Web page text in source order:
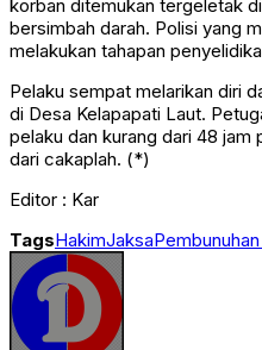
korban ditemukan tergeletak
bersimbah darah. Polisi yang
melakukan tahapan
Pelaku sempat melarikan diri
di Desa Kelapapati Laut.
pelaku dan kurang dari 48 jam
dari cakaplah. (*)
Editor : Kar
TagsHakimJaksa